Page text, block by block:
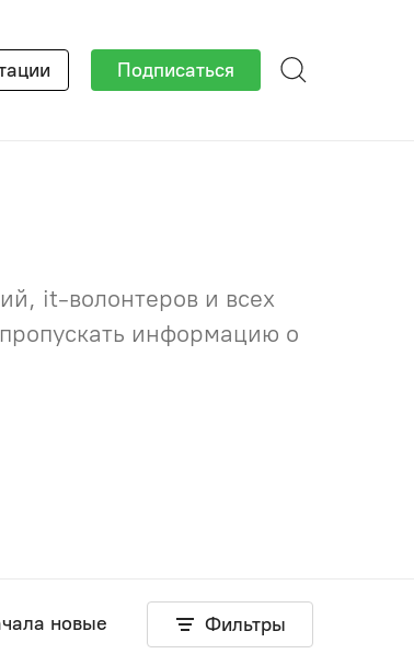
Подписаться
it-волонтеров и всех
информацию о
новые Фильтры